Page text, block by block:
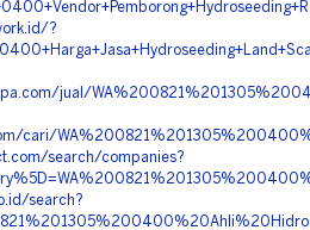
?
jual/
cari/
search/companies?
search?